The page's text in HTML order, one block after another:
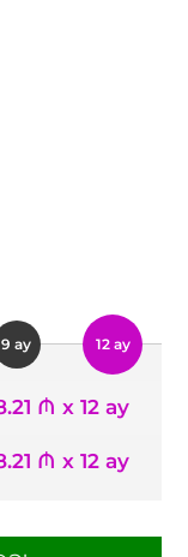
9 ay 12 ay
₼ x 12 ay
₼ x 12 ay